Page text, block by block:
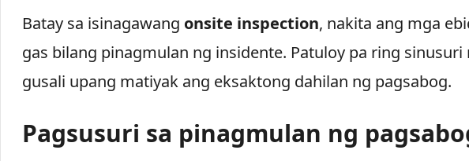
Batay sa isinagawang onsite inspection, nakita ang mga
gas bilang pinagmulan ng insidente. Patuloy pa ring
gusali upang matiyak ang eksaktong dahilan ng pagsabog.
Pagsusuri sa pinagmulan ng